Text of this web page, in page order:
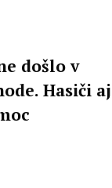
došlo v
Hasiči aj